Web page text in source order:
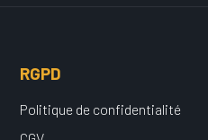
RGPD
Politique de confidentialité